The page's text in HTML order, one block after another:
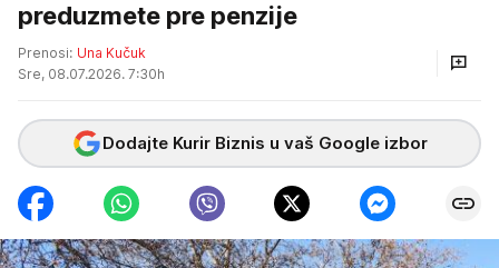
preduzmete pre penzije
Prenosi: Una Kučuk
Sre, 08.07.2026. 7:30h
Dodajte Kurir Biznis u vaš Google izbor